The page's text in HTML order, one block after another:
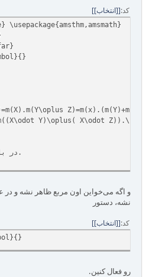
کد [انتخاب]
Y)\oplus( X\odot
در بالا یک اثبات را می‌بینیم.
و اگه می‌خواین اون مربع ظاهر نشه و در
نشه، دستور
کد [انتخاب]
رو فعال کنین.